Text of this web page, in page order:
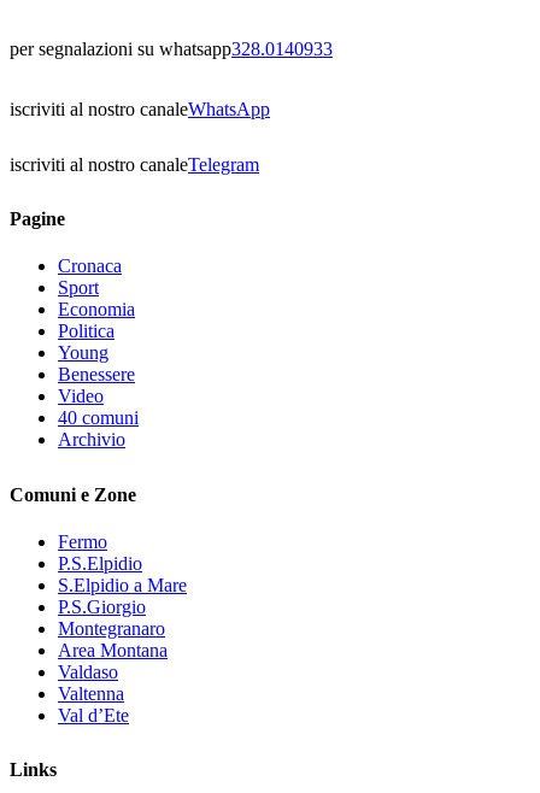
per segnalazioni su whatsapp328.0140933
iscriviti al nostro canaleWhatsApp
iscriviti al nostro canaleTelegram
Pagine
Cronaca
Sport
Economia
Politica
Young
Benessere
Video
40 comuni
Archivio
Comuni e Zone
Fermo
P.S.Elpidio
S.Elpidio a Mare
P.S.Giorgio
Montegranaro
Area Montana
Valdaso
Valtenna
Val d’Ete
Links